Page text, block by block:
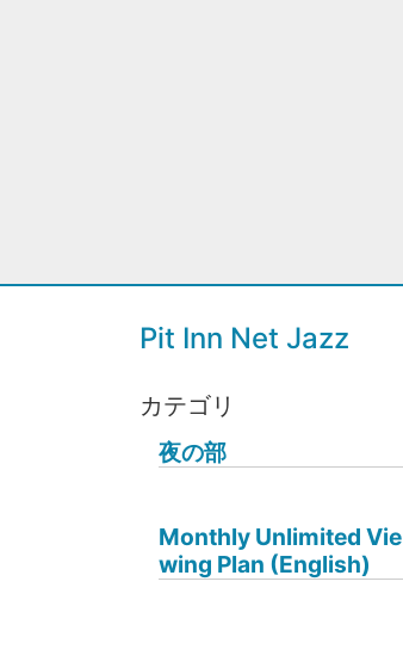
Pit Inn Net Jazz
カテゴリ
夜の部
Monthly Unlimited Vie
wing Plan (English)